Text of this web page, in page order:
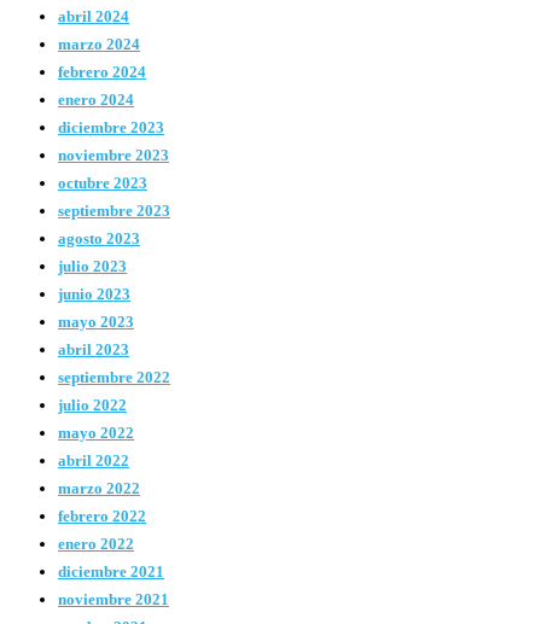
abril 2024
marzo 2024
febrero 2024
enero 2024
diciembre 2023
noviembre 2023
octubre 2023
septiembre 2023
agosto 2023
julio 2023
junio 2023
mayo 2023
abril 2023
septiembre 2022
julio 2022
mayo 2022
abril 2022
marzo 2022
febrero 2022
enero 2022
diciembre 2021
noviembre 2021